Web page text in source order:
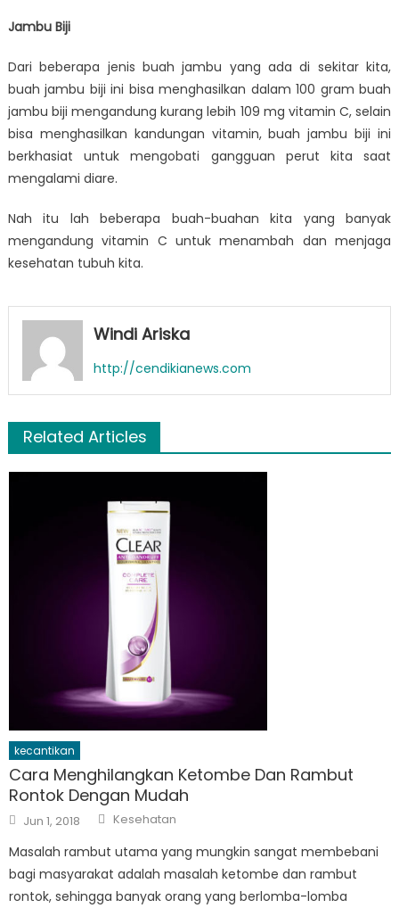
Jambu Biji
Dari beberapa jenis buah jambu yang ada di sekitar kita,
buah jambu biji ini bisa menghasilkan dalam 100 gram buah
jambu biji mengandung kurang lebih 109 mg vitamin C, selain
bisa menghasilkan kandungan vitamin, buah jambu biji ini
berkhasiat untuk mengobati gangguan perut kita saat
mengalami diare.
Nah itu lah beberapa buah-buahan kita yang banyak
mengandung vitamin C untuk menambah dan menjaga
kesehatan tubuh kita.
Windi Ariska
http://cendikianews.com
Related Articles
kecantikan
Cara Menghilangkan Ketombe Dan Rambut
Rontok Dengan Mudah
Posted
on
Jun 1, 2018 Author
Kesehatan
Masalah rambut utama yang mungkin sangat membebani
bagi masyarakat adalah masalah ketombe dan rambut
rontok, sehingga banyak orang yang berlomba-lomba